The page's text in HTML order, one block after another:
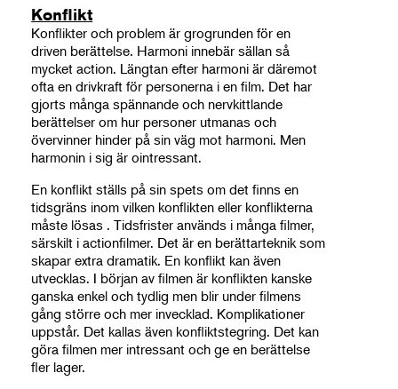
Konflikt
Konflikter och problem är grogrunden för en
driven berättelse. Harmoni innebär sällan så
mycket action. Längtan efter harmoni är däremot
ofta en drivkraft för personerna i en film. Det har
gjorts många spännande och nervkittlande
berättelser om hur personer utmanas och
övervinner hinder på sin väg mot harmoni. Men
harmonin i sig är ointressant.
En konflikt ställs på sin spets om det finns en
tidsgräns inom vilken konflikten eller konflikterna
måste lösas . Tidsfrister används i många filmer,
särskilt i actionfilmer. Det är en berättarteknik som
skapar extra dramatik. En konflikt kan även
utvecklas. I början av filmen är konflikten kanske
ganska enkel och tydlig men blir under filmens
gång större och mer invecklad. Komplikationer
uppstår. Det kallas även konfliktstegring. Det kan
göra filmen mer intressant och ge en berättelse
fler lager.